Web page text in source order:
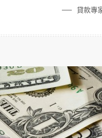
貸款專